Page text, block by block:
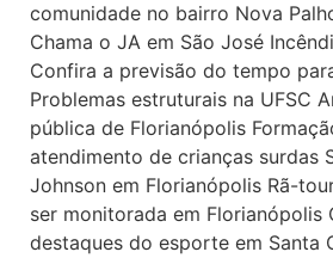
comunidade no bairro Nova
Chama o JA em São José
Confira a previsão do tempo
Problemas estruturais na UFSC
pública de Florianópolis
atendimento de crianças surdas
Johnson em Florianópolis Rã-
ser monitorada em Florianópolis
destaques do esporte em Santa